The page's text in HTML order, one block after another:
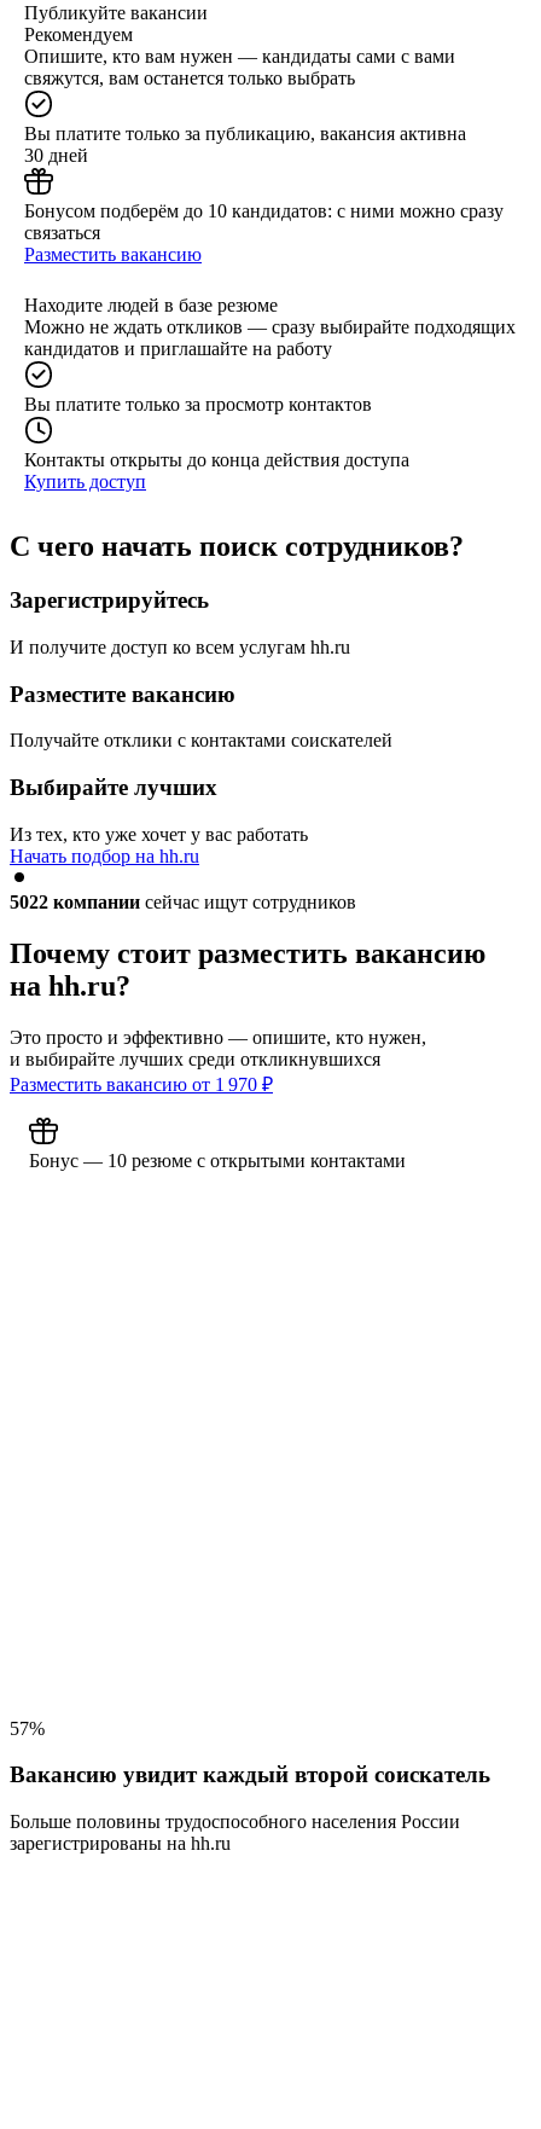
Публикуйте вакансии
Рекомендуем
Опишите, кто вам нужен — кандидаты сами с вами
свяжутся, вам останется только выбрать
Вы платите только за публикацию, вакансия активна
30 дней
Бонусом подберём до 10 кандидатов: с ними можно сразу
связаться
Разместить вакансию
Находите людей в базе резюме
Можно не ждать откликов — сразу выбирайте подходящих
кандидатов и приглашайте на работу
Вы платите только за просмотр контактов
Контакты открыты до конца действия доступа
Купить доступ
С чего начать поиск сотрудников?
Зарегистрируйтесь
И получите доступ ко всем услугам hh.ru
Разместите вакансию
Получайте отклики с контактами соискателей
Выбирайте лучших
Из тех, кто уже хочет у вас работать
Начать подбор на hh.ru
5022 компании сейчас ищут сотрудников
Почему стоит разместить вакансию
на hh.ru?
Это просто и эффективно — опишите, кто нужен,
и выбирайте лучших среди откликнувшихся
Разместить вакансию от 1 970 ₽
Бонус — 10 резюме с открытыми контактами
57%
Вакансию увидит каждый второй соискатель
Больше половины трудоспособного населения России
зарегистрированы на hh.ru